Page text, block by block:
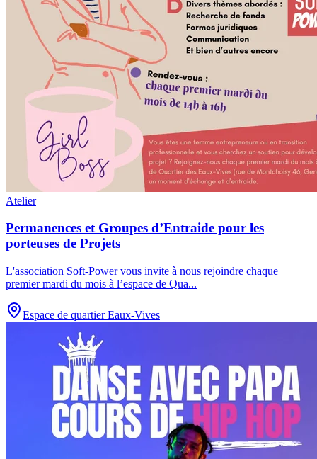
Atelier
Permanences et Groupes d’Entraide pour les
porteuses de Projets
L'association Soft-Power vous invite à nous rejoindre chaque
premier mardi du mois à l’espace de Qua...
Espace de quartier Eaux-Vives